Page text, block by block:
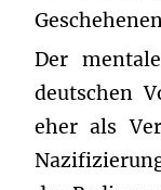
Der
deutschen
eher als